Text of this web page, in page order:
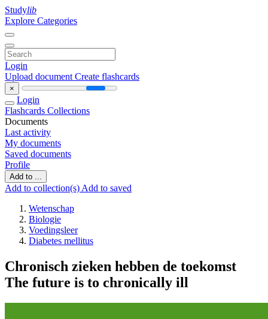
Studylib
Explore Categories
Login
Upload document Create flashcards
×
Login
Flashcards Collections
Documents
Last activity
My documents
Saved documents
Profile
Add to ...
Add to collection(s) Add to saved
Wetenschap
Biologie
Voedingsleer
Diabetes mellitus
Chronisch zieken hebben de toekomst
The future is to chronically ill